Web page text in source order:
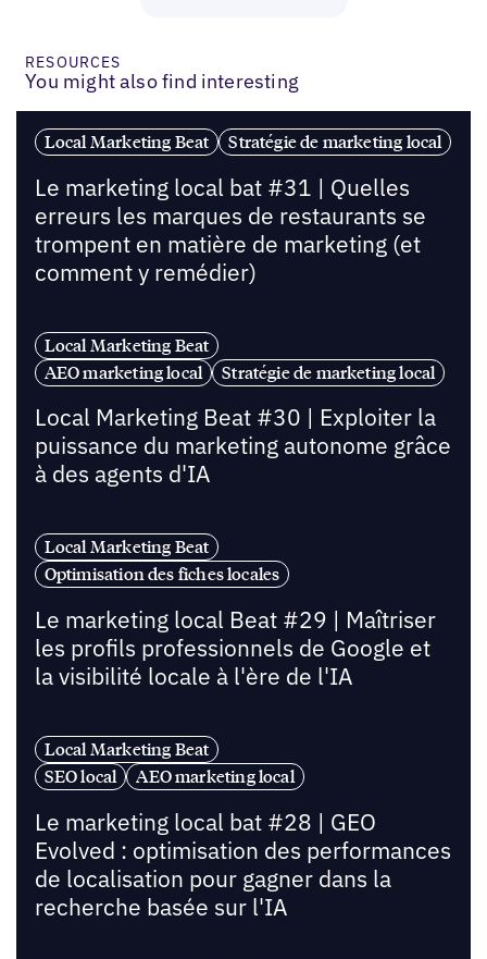
RESOURCES
You might also find interesting
Local Marketing Beat Stratégie de marketing local
Le marketing local bat #31 | Quelles
erreurs les marques de restaurants se
trompent en matière de marketing (et
comment y remédier)
Local Marketing Beat
AEO marketing local
Stratégie de marketing local
Local Marketing Beat #30 | Exploiter la
puissance du marketing autonome grâce
à des agents d'IA
Local Marketing Beat
Optimisation des fiches locales
Le marketing local Beat #29 | Maîtriser
les profils professionnels de Google et
la visibilité locale à l'ère de l'IA
Local Marketing Beat
SEO local
AEO marketing local
Le marketing local bat #28 | GEO
Evolved : optimisation des performances
de localisation pour gagner dans la
recherche basée sur l'IA